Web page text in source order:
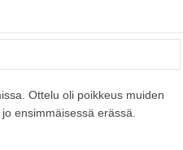
Ottelu oli poikkeus muiden
ensimmäisessä erässä.